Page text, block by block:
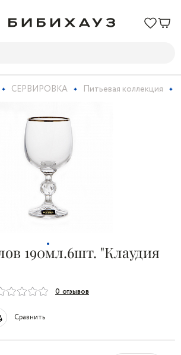
СЕРВИРОВКА Питьевая коллекция
190мл.6шт. "Клаудия
0 отзывов
Сравнить